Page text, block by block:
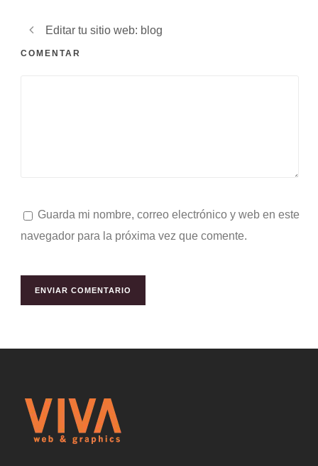
Editar tu sitio web: blog
COMENTAR
Guarda mi nombre, correo electrónico y web en este
navegador para la próxima vez que comente.